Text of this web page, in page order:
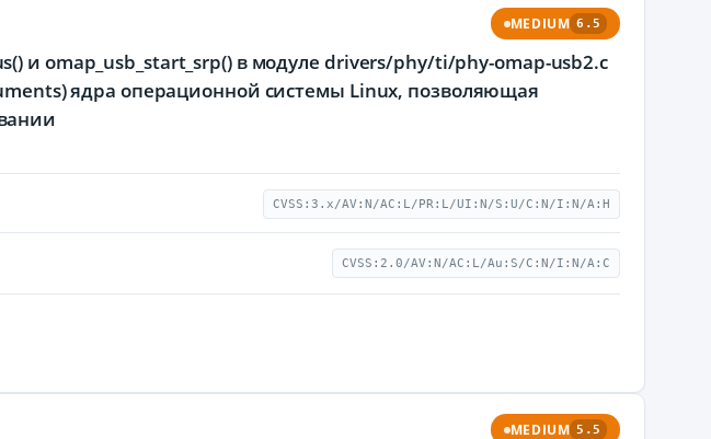
MEDIUM 6.5
и omap_usb_start_srp() в модуле drivers/phy/ti/phy-omap-usb2.c
ядра операционной системы Linux, позволяющая
CVSS:3.x/AV:N/AC:L/PR:L/UI:N/S:U/C:N/I:N/A:H
CVSS:2.0/AV:N/AC:L/Au:S/C:N/I:N/A:C
MEDIUM 5.5